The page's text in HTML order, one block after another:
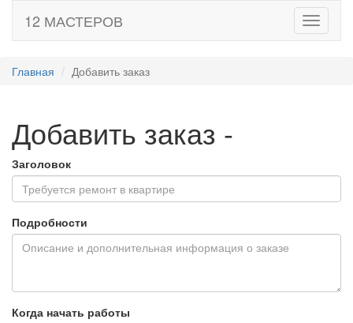
Toggle
12 МАСТЕРОВ
Главная Добавить заказ
Добавить заказ -
Заголовок
Подробности
Когда начать работы